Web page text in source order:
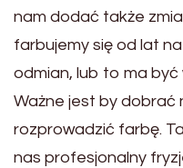
nam dodać także
farbujemy się od lat
odmian, lub to ma być
Ważne jest by dobrać
rozprowadzić farbę.
nas profesjonalny